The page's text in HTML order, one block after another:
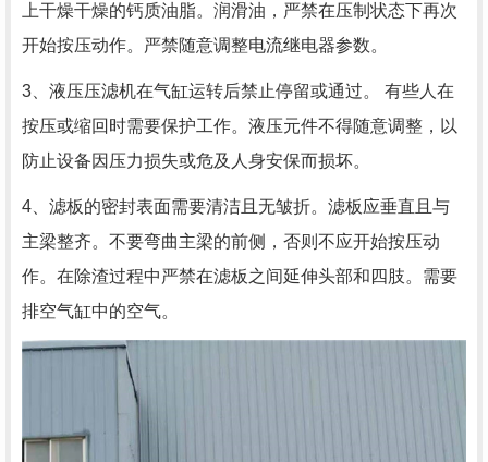
上干燥干燥的钙质油脂。润滑油，严禁在压制状态下再次
开始按压动作。严禁随意调整电流继电器参数。
3、液压压滤机在气缸运转后禁止停留或通过。 有些人在
按压或缩回时需要保护工作。液压元件不得随意调整，以
防止设备因压力损失或危及人身安保而损坏。
4、滤板的密封表面需要清洁且无皱折。滤板应垂直且与
主梁整齐。不要弯曲主梁的前侧，否则不应开始按压动
作。在除渣过程中严禁在滤板之间延伸头部和四肢。需要
排空气缸中的空气。